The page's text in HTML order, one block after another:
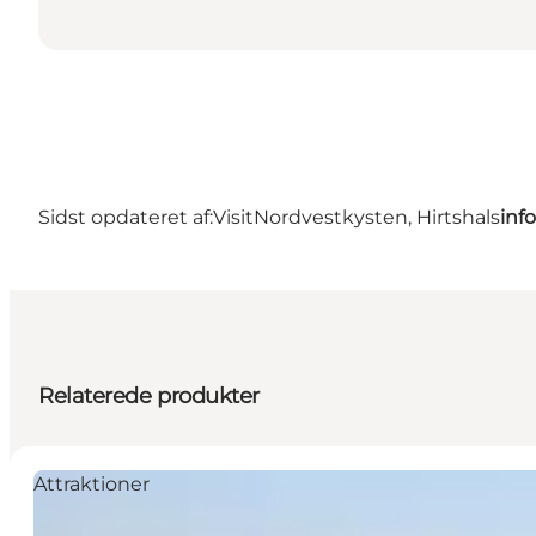
Sidst opdateret af:VisitNordvestkysten, Hirtshals
Relaterede produkter
Attraktioner